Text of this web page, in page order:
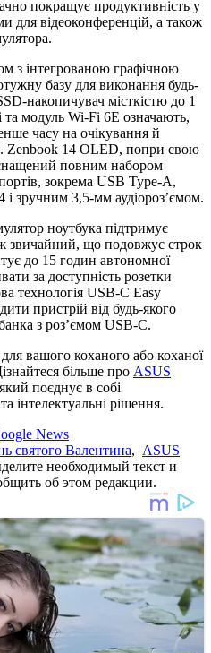
покращує продуктивність у
для відеоконференцій, а також
з інтегрованою графічною
базу для виконання будь-
накопичувач місткістю до 1
та модуль Wi-Fi 6E означають,
часу на очікування й
Zenbook 14 OLED, попри свою
повним набором
зокрема USB Type-A,
зручним 3,5-мм аудіороз’ємом.
ноутбука підтримує
звичайний, що подовжує строк
до 15 годин автономної
за доступність розетки
технологія USB-C Easy
пристрій від будь-якого
з роз’ємом USB-C.
вашого коханого або коханої
більше про ASUS
поєднує в собі
інтелектуальні рішення.
News
святого Валентина, ASUS
необходимый текст и
об этом редакции.